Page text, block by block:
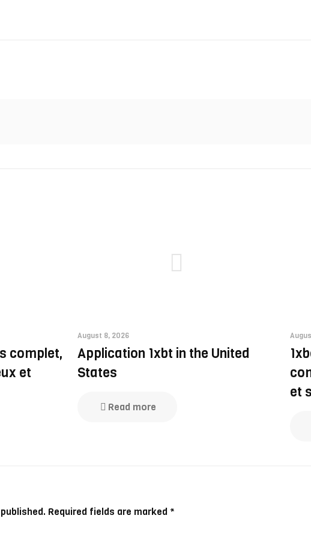
complet,
et
August 8, 2026
Application 1xbt in the United
States
Read more
et
Required fields are marked *